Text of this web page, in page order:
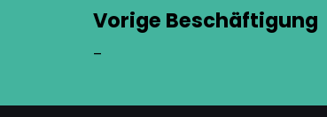
Vorige Beschäftigung
–